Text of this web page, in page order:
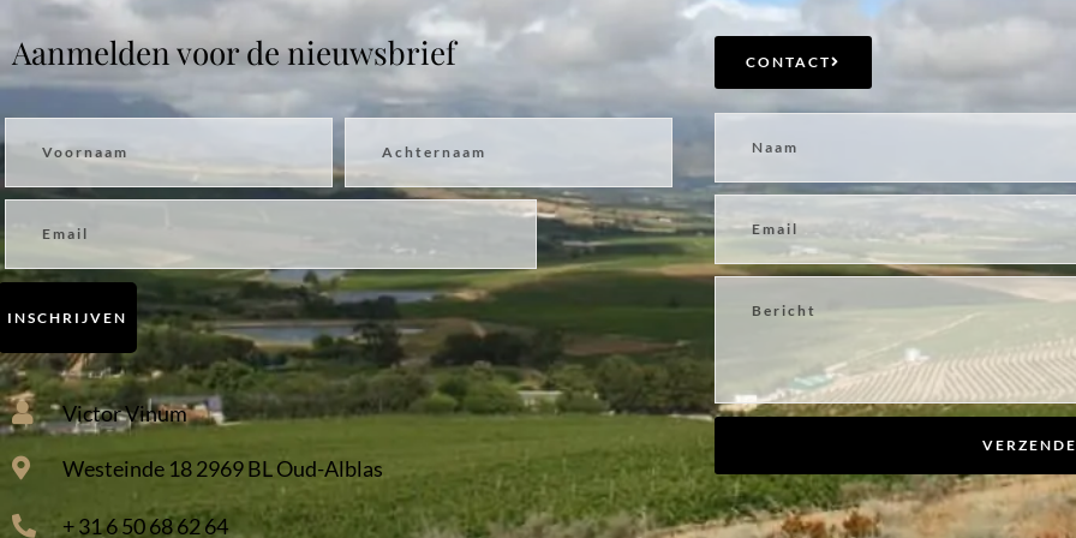
Aanmelden voor de nieuwsbrief
INSCHRIJVEN
Victor Vinum
Westeinde 18 2969 BL Oud-Alblas
+ 31 6 50 68 62 64
CONTACT